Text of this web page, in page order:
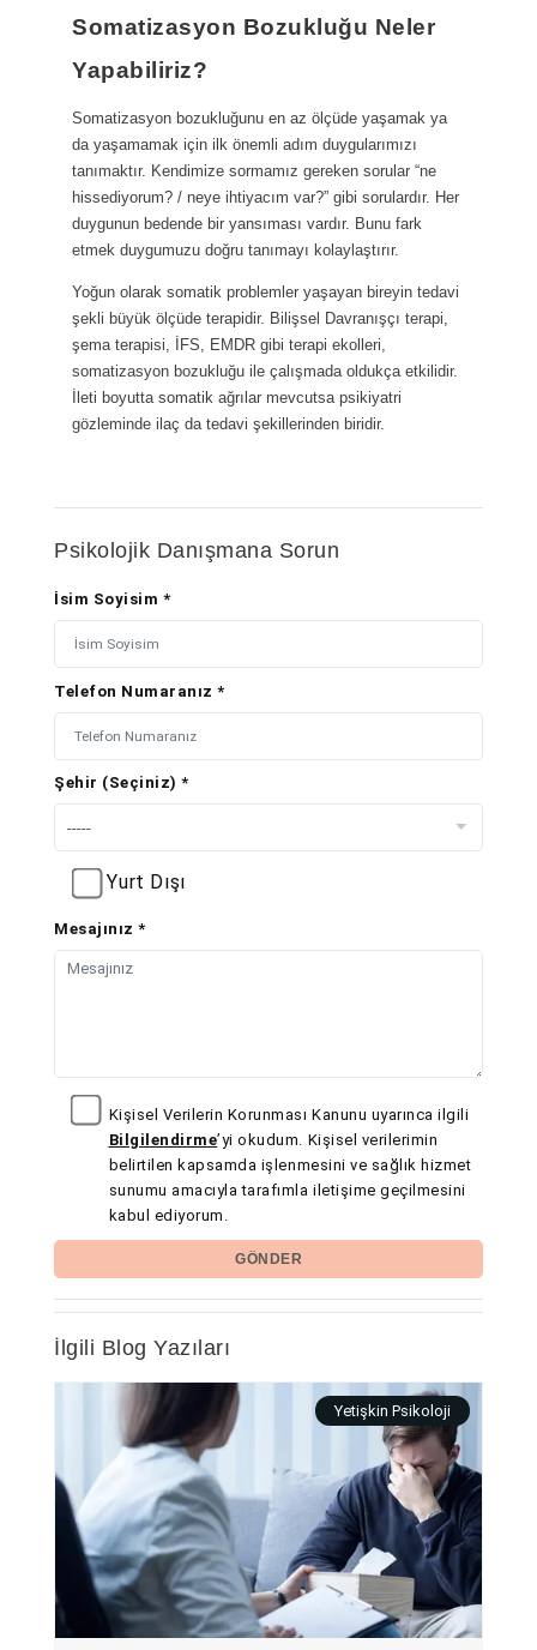
Somatizasyon Bozukluğu Neler
Yapabiliriz?
Somatizasyon bozukluğunu en az ölçüde yaşamak ya
da yaşamamak için ilk önemli adım duygularımızı
tanımaktır. Kendimize sormamız gereken sorular “ne
hissediyorum? / neye ihtiyacım var?” gibi sorulardır. Her
duygunun bedende bir yansıması vardır. Bunu fark
etmek duygumuzu doğru tanımayı kolaylaştırır.
Yoğun olarak somatik problemler yaşayan bireyin tedavi
şekli büyük ölçüde terapidir. Bilişsel Davranışçı terapi,
şema terapisi, İFS, EMDR gibi terapi ekolleri,
somatizasyon bozukluğu ile çalışmada oldukça etkilidir.
İleti boyutta somatik ağrılar mevcutsa psikiyatri
gözleminde ilaç da tedavi şekillerinden biridir.
Psikolojik Danışmana Sorun
İsim Soyisim *
Telefon Numaranız *
Şehir (Seçiniz) *
Yurt Dışı
Mesajınız *
Kişisel Verilerin Korunması Kanunu uyarınca ilgili
Bilgilendirme’yi okudum. Kişisel verilerimin
belirtilen kapsamda işlenmesini ve sağlık hizmet
sunumu amacıyla tarafımla iletişime geçilmesini
kabul ediyorum.
GÖNDER
İlgili Blog Yazıları
Yetişkin Psikoloji